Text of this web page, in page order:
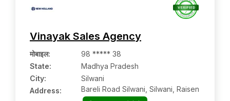
Vinayak Sales Agency
मोबाइल:
98 ***** 38
State:
Madhya Pradesh
City:
Silwani
Address:
Bareli Road Silwani, Silwani, Raisen